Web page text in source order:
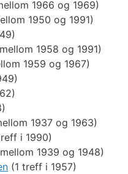
1966 og 1969)
1950 og 1991)
1958 og 1991)
1959 og 1967)
1937 og 1963)
i 1990)
1939 og 1948)
(1 treff i 1957)